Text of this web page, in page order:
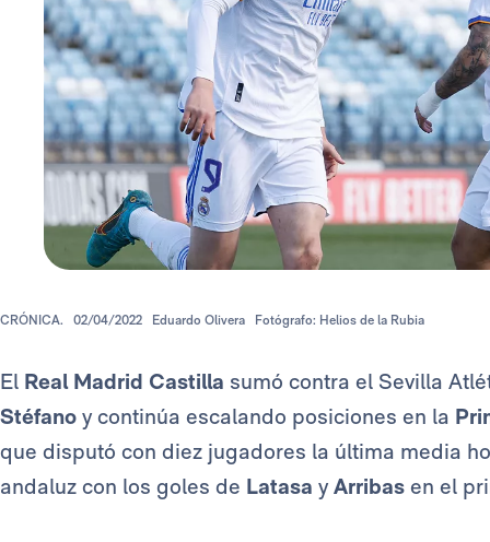
CRÓNICA. 02/04/2022 Eduardo Olivera Fotógrafo: Helios de la Rubia
El Real Madrid Castilla sumó contra el Sevilla
Stéfano y continúa escalando posiciones en la
que disputó con diez jugadores la última media
andaluz con los goles de Latasa y Arribas en el